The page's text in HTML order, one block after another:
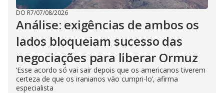
DO R7/07/08/2026
Análise: exigências de ambos os
lados bloqueiam sucesso das
negociações para liberar Ormuz
‘Esse acordo só vai sair depois que os americanos tiverem
certeza de que os iranianos vão cumpri-lo’, afirma
especialista